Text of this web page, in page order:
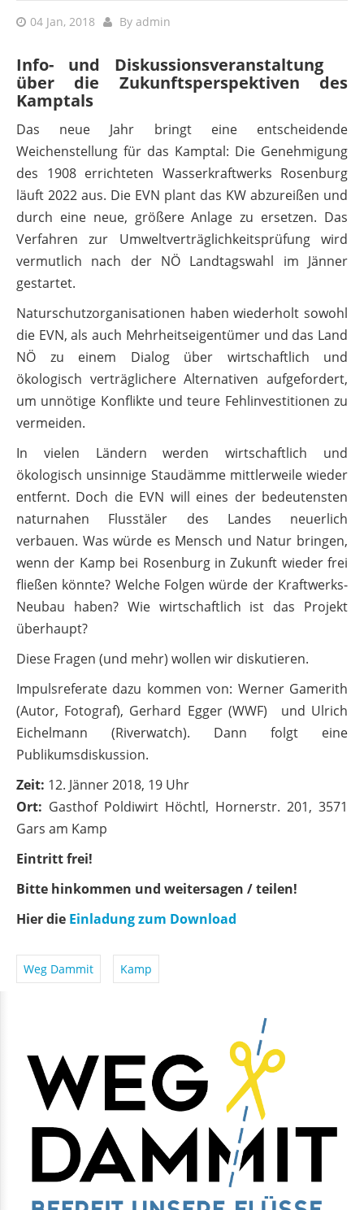
04 Jan, 2018 By admin
Info- und Diskussionsveranstaltung
über die Zukunftsperspektiven des
Kamptals
Das neue Jahr bringt eine entscheidende
Weichenstellung für das Kamptal: Die Genehmigung
des 1908 errichteten Wasserkraftwerks Rosenburg
läuft 2022 aus. Die EVN plant das KW abzureißen und
durch eine neue, größere Anlage zu ersetzen. Das
Verfahren zur Umweltverträglichkeitsprüfung wird
vermutlich nach der NÖ Landtagswahl im Jänner
gestartet.
Naturschutzorganisationen haben wiederholt sowohl
die EVN, als auch Mehrheitseigentümer und das Land
NÖ zu einem Dialog über wirtschaftlich und
ökologisch verträglichere Alternativen aufgefordert,
um unnötige Konflikte und teure Fehlinvestitionen zu
vermeiden.
In vielen Ländern werden wirtschaftlich und
ökologisch unsinnige Staudämme mittlerweile wieder
entfernt. Doch die EVN will eines der bedeutensten
naturnahen Flusstäler des Landes neuerlich
verbauen. Was würde es Mensch und Natur bringen,
wenn der Kamp bei Rosenburg in Zukunft wieder frei
fließen könnte? Welche Folgen würde der Kraftwerks-
Neubau haben? Wie wirtschaftlich ist das Projekt
überhaupt?
Diese Fragen (und mehr) wollen wir diskutieren.
Impulsreferate dazu kommen von: Werner Gamerith
(Autor, Fotograf), Gerhard Egger (WWF) und Ulrich
Eichelmann (Riverwatch). Dann folgt eine
Publikumsdiskussion.
Zeit: 12. Jänner 2018, 19 Uhr
Ort: Gasthof Poldiwirt Höchtl, Hornerstr. 201, 3571
Gars am Kamp
Eintritt frei!
Bitte hinkommen und weitersagen / teilen!
Hier die Einladung zum Download
Weg Dammit Kamp